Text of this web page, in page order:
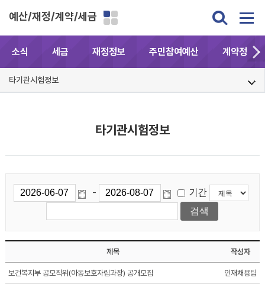
예산/재정/계약/세금
소식 세금 재정정보 주민참여예산 계약정보
타기관시험정보
타기관시험정보
- 기간
제목 작성자
보건복지부 공모직위(아동보호자립과장) 공개모집 인재채용팀